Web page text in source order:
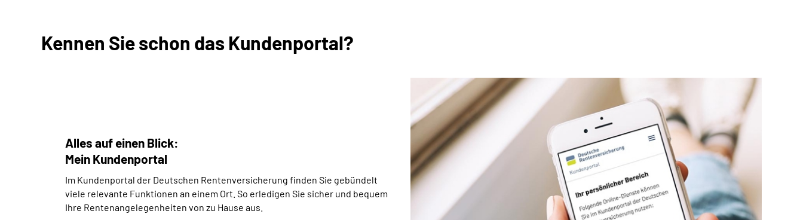
Kennen Sie schon das Kundenportal?
Alles auf einen Blick:
Mein Kundenportal
Im Kundenportal der Deutschen Rentenversicherung finden Sie gebündelt
viele relevante Funktionen an einem Ort. So erledigen Sie sicher und bequem
Ihre Rentenangelegenheiten von zu Hause aus.